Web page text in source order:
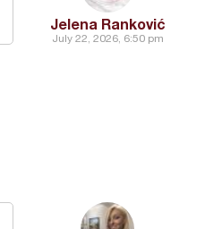
Jelena Ranković
July 22, 2026, 6:50 pm